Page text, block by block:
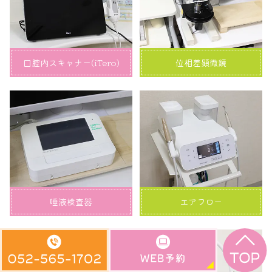
口腔内スキャナー(iTero) 位相差顕微鏡
唾液検査器 エアフロー